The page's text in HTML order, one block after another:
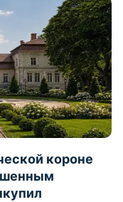
короне